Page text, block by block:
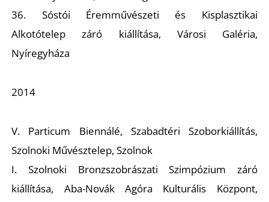
36. Sóstói Éremművészeti és Kisplasztikai
Alkotótelep záró kiállítása, Városi Galéria,
Nyíregyháza
2014
V. Particum Biennálé, Szabadtéri Szoborkiállítás,
Szolnoki Művésztelep, Szolnok
I. Szolnoki Bronzszobrászati Szimpózium záró
kiállítása, Aba-Novák Agóra Kulturális Központ,